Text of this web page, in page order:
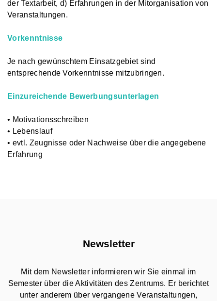
der Textarbeit, d) Erfahrungen in der Mitorganisation von
Veranstaltungen.
Vorkenntnisse
Je nach gewünschtem Einsatzgebiet sind
entsprechende Vorkenntnisse mitzubringen.
Einzureichende Bewerbungsunterlagen
• Motivationsschreiben
• Lebenslauf
• evtl. Zeugnisse oder Nachweise über die angegebene
Erfahrung
Newsletter
Mit dem Newsletter informieren wir Sie einmal im
Semester über die Aktivitäten des Zentrums. Er berichtet
unter anderem über vergangene Veranstaltungen,